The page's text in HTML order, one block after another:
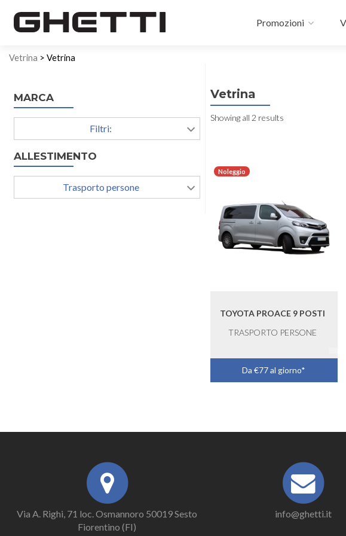
Promozioni
Vetrina > Vetrina
MARCA
Filtri:
ALLESTIMENTO
Trasporto persone
Vetrina
Showing all 2 results
Noleggio
TOYOTA PROACE 9 POSTI
TRASPORTO PERSONE
Da €77 al giorno*
Via A. Righi, 71 loc. Osmannoro 50019 Sesto
Fiorentino (FI)
info@ghetti.it